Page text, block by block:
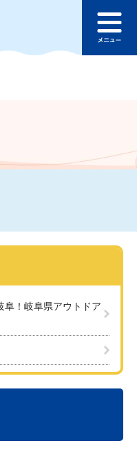
文へ
ュ
阜！岐阜県アウトドア